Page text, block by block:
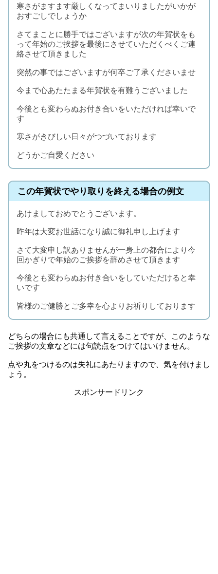
寒さがますます厳しくなってまいりましたがいかが
おすごしでしょうか
さてまことに勝手ではございますが次の年賀状をも
って年始のご挨拶を最後にさせていただくべくご連
絡させて頂きました
突然の事ではございますが何卒ご了承くださいませ
今まで心あたたまる年賀状を有難うございました
今後とも変わらぬお付き合いをいただければ幸いで
す
寒さがきびしい日々がつづいております
どうかご自愛ください
この年賀状でやり取りを終える場合の例文
あけましておめでとうございます。
昨年は大変お世話になり誠に御礼申し上げます
さて大変申し訳ありませんが一身上の都合により今
回かぎりで年始のご挨拶を辞めさせて頂きます
今後とも変わらぬお付き合いをしていただけると幸
いです
皆様のご健勝とご多幸を心よりお祈りしております
どちらの場合にも共通して言えることですが、このような
ご挨拶の文章などには句読点をつけてはいけません。
点や丸をつけるのは失礼にあたりますので、気を付けまし
ょう。
スポンサードリンク